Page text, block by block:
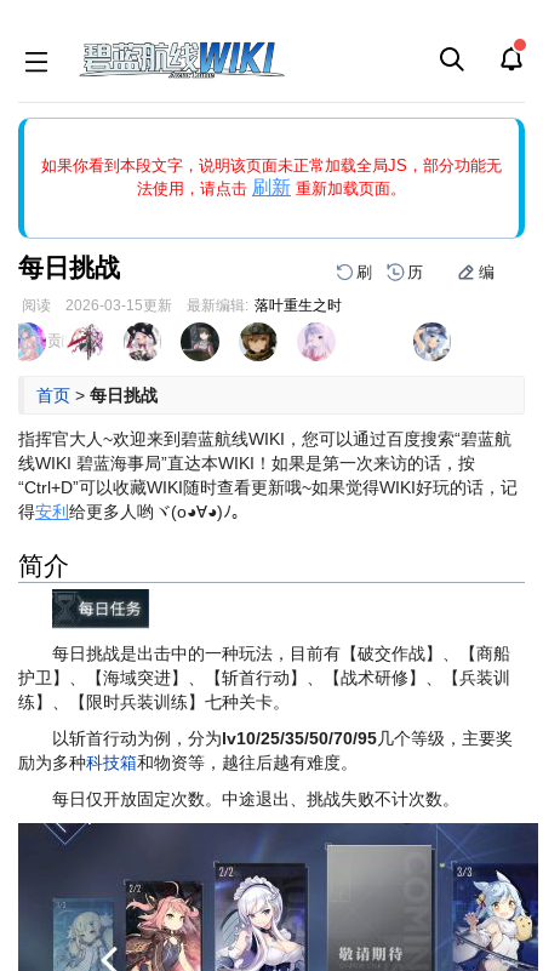
如果你看到本段文字，说明该页面未正常加载全局JS，部分功能无
法使用，请点击 刷新 重新加载页面。
能中的刷新按钮清除页面缓存并刷新，如果还有问题，请多尝试几
每日挑战 刷 历 编
阅读 2026-03-15更新 最新编辑: 落叶重生之时
跳
到
跳
到
页面贡献者 :
首页 > 每日挑战
指挥官大人~欢迎来到碧蓝航线WIKI，您可以通过百度搜索“碧蓝航
线WIKI 碧蓝海事局”直达本WIKI！ 如果是第一次来访的话，按
“Ctrl+D”可以收藏WIKI随时查看更新哦~如果觉得WIKI好玩的话，记
得安利 给更多人哟ヾ(o◕∀◕)ﾉ。
简介
每日挑战是出击中的一种玩法，目前有【破交作战】、【商船
护卫】、【海域突进】、【斩首行动】、【战术研修】、【兵装训
练】、【限时兵装训练】七种关卡。
以斩首行动为例，分为lv10/25/35/50/70/95几个等级，主要奖
励为多种科技箱和物资等，越往后越有难度。
每日仅开放固定次数。中途退出、挑战失败不计次数。